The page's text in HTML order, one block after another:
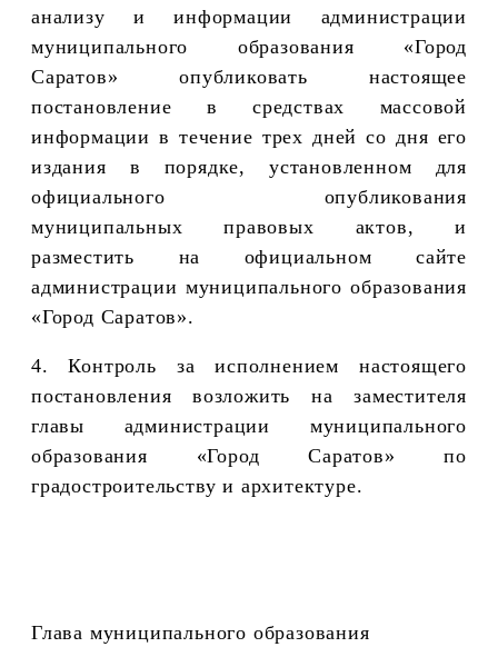
анализу и информации администрации
муниципального образования «Город
Саратов» опубликовать настоящее
постановление в средствах массовой
информации в течение трех дней со дня его
издания в порядке, установленном для
официального опубликования
муниципальных правовых актов, и
разместить на официальном сайте
администрации муниципального образования
«Город Саратов».
4. Контроль за исполнением настоящего
постановления возложить на заместителя
главы администрации муниципального
образования «Город Саратов» по
градостроительству и архитектуре.
Глава муниципального образования